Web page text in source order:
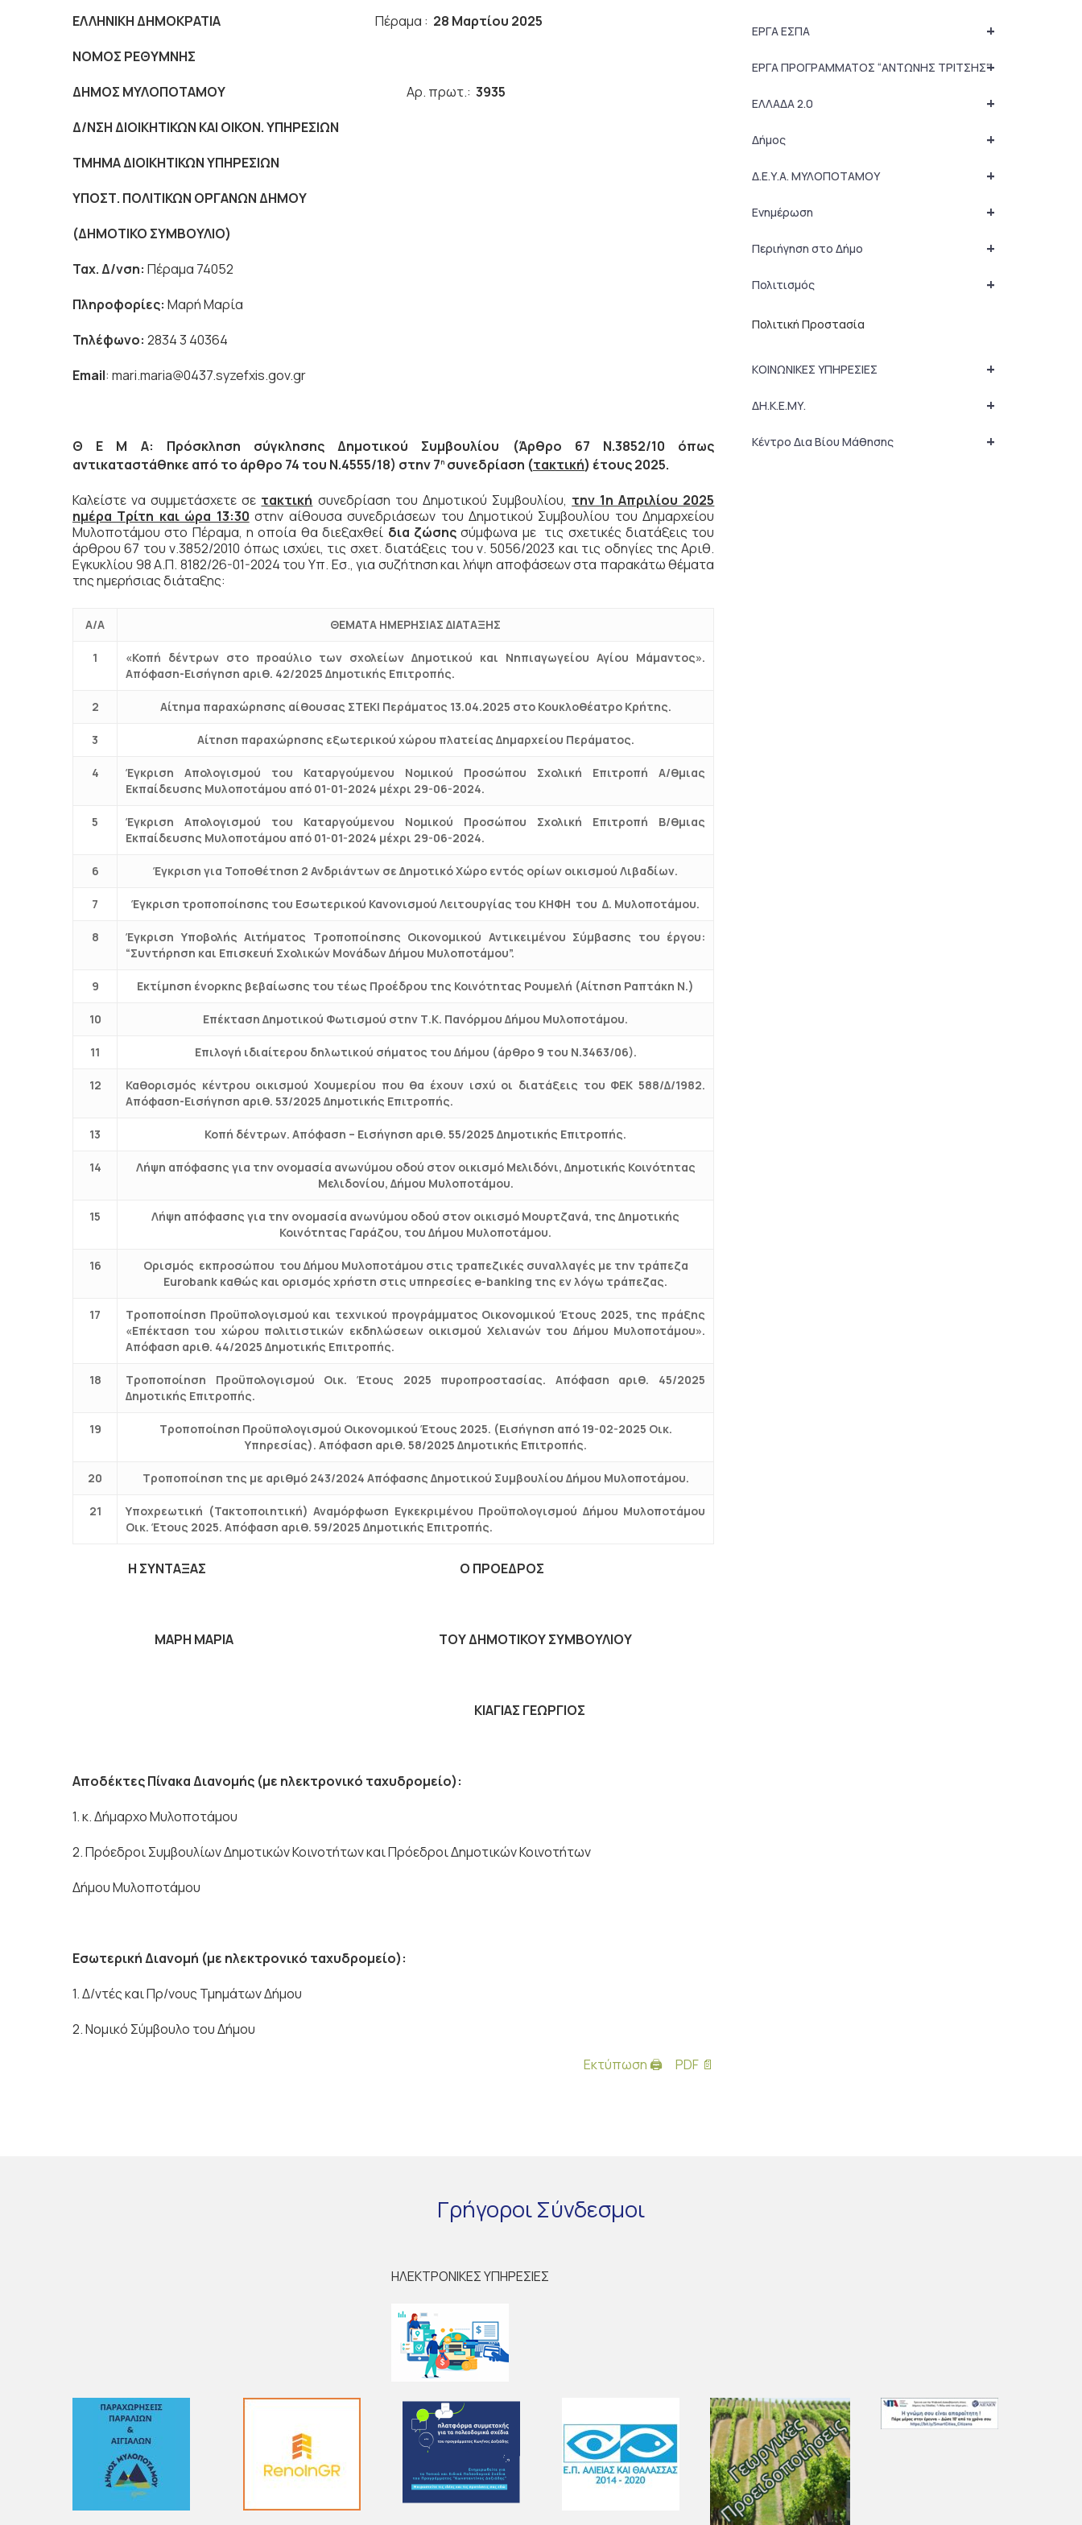
ΕΛΛΗΝΙΚΗ ΔΗΜΟΚΡΑΤΙΑ Πέραμα : 28 Μαρτίου 2025
ΝΟΜΟΣ ΡΕΘΥΜΝΗΣ
ΔΗΜΟΣ ΜΥΛΟΠΟΤΑΜΟΥ Αρ. πρωτ.: 3935
Δ/ΝΣΗ ΔΙΟΙΚΗΤΙΚΩΝ ΚΑΙ ΟΙΚΟΝ. ΥΠΗΡΕΣΙΩΝ
ΤΜΗΜΑ ΔΙΟΙΚΗΤΙΚΩΝ ΥΠΗΡΕΣΙΩΝ
ΥΠΟΣΤ. ΠΟΛΙΤΙΚΩΝ ΟΡΓΑΝΩΝ ΔΗΜΟΥ
(ΔΗΜΟΤΙΚΟ ΣΥΜΒΟΥΛΙΟ)
Ταχ. Δ/νση: Πέραμα 74052
Πληροφορίες: Μαρή Μαρία
Τηλέφωνο: 2834 3 40364
Email: mari.maria@0437.syzefxis.gov.gr
Θ Ε Μ Α: Πρόσκληση σύγκλησης Δημοτικού Συμβουλίου (Άρθρο 67 Ν.3852/10 όπως
αντικαταστάθηκε από το άρθρο 74 του Ν.4555/18) στην 7η συνεδρίαση (τακτική) έτους 2025.
Καλείστε να συμμετάσχετε σε τακτική συνεδρίαση του Δημοτικού Συμβουλίου, την 1η Απριλίου 2025
ημέρα Τρίτη και ώρα 13:30 στην αίθουσα συνεδριάσεων του Δημοτικού Συμβουλίου του Δημαρχείου
Μυλοποτάμου στο Πέραμα, η οποία θα διεξαχθεί δια ζώσηςσύμφωνα με τις σχετικές διατάξεις του
άρθρου 67 του ν.3852/2010 όπως ισχύει, τις σχετ. διατάξεις του ν. 5056/2023 και τις οδηγίες της Αριθ.
Εγκυκλίου 98 Α.Π. 8182/26-01-2024 του Υπ. Εσ., για συζήτηση και λήψη αποφάσεων στα παρακάτω θέματα
της ημερήσιας διάταξης:
Α/Α ΘΕΜΑΤΑ ΗΜΕΡΗΣΙΑΣ ΔΙΑΤΑΞΗΣ
1
«Κοπή δέντρων στο προαύλιο των σχολείων Δημοτικού και Νηπιαγωγείου Αγίου Μάμαντος».
Απόφαση-Εισήγηση αριθ. 42/2025 Δημοτικής Επιτροπής.
2 Αίτημα παραχώρησης αίθουσας ΣΤΕΚΙ Περάματος 13.04.2025 στο Κουκλοθέατρο Κρήτης.
3 Αίτηση παραχώρησης εξωτερικού χώρου πλατείας Δημαρχείου Περάματος.
4
Έγκριση Απολογισμού του Καταργούμενου Νομικού Προσώπου Σχολική Επιτροπή Α/θμιας
Εκπαίδευσης Μυλοποτάμου από 01-01-2024 μέχρι 29-06-2024.
5
Έγκριση Απολογισμού του Καταργούμενου Νομικού Προσώπου Σχολική Επιτροπή Β/θμιας
Εκπαίδευσης Μυλοποτάμου από 01-01-2024 μέχρι 29-06-2024.
6 Έγκριση για Τοποθέτηση 2 Ανδριάντων σε Δημοτικό Χώρο εντός ορίων οικισμού Λιβαδίων.
7 Έγκριση τροποποίησης του Εσωτερικού Κανονισμού Λειτουργίας του ΚΗΦΗ του Δ. Μυλοποτάμου.
8
Έγκριση Υποβολής Αιτήματος Τροποποίησης Οικονομικού Αντικειμένου Σύμβασης του έργου:
“Συντήρηση και Επισκευή Σχολικών Μονάδων Δήμου Μυλοποτάμου”.
9 Εκτίμηση ένορκης βεβαίωσης του τέως Προέδρου της Κοινότητας Ρουμελή (Αίτηση Ραπτάκη Ν.)
10 Επέκταση Δημοτικού Φωτισμού στην Τ.Κ. Πανόρμου Δήμου Μυλοποτάμου.
11 Επιλογή ιδιαίτερου δηλωτικού σήματος του Δήμου (άρθρο 9 του Ν.3463/06).
12
Καθορισμός κέντρου οικισμού Χουμερίου που θα έχουν ισχύ οι διατάξεις του ΦΕΚ 588/Δ/1982.
Απόφαση-Εισήγηση αριθ. 53/2025 Δημοτικής Επιτροπής.
13 Κοπή δέντρων. Απόφαση – Εισήγηση αριθ. 55/2025 Δημοτικής Επιτροπής.
14
Λήψη απόφασης για την ονομασία ανωνύμου οδού στον οικισμό Μελιδόνι, Δημοτικής Κοινότητας
Μελιδονίου, Δήμου Μυλοποτάμου.
15
Λήψη απόφασης για την ονομασία ανωνύμου οδού στον οικισμό Μουρτζανά, της Δημοτικής
Κοινότητας Γαράζου, του Δήμου Μυλοποτάμου.
16
Ορισμός εκπροσώπου του Δήμου Μυλοποτάμου στις τραπεζικές συναλλαγές με την τράπεζα
Εurobank καθώς και ορισμός χρήστη στις υπηρεσίες e-banking της εν λόγω τράπεζας.
17
Τροποποίηση Προϋπολογισμού και τεχνικού προγράμματος Οικονομικού Έτους 2025, της πράξης
«Επέκταση του χώρου πολιτιστικών εκδηλώσεων οικισμού Χελιανών του Δήμου Μυλοποτάμου».
Απόφαση αριθ. 44/2025 Δημοτικής Επιτροπής.
18
Τροποποίηση Προϋπολογισμού Οικ. Έτους 2025 πυροπροστασίας. Απόφαση αριθ. 45/2025
Δημοτικής Επιτροπής.
19
Τροποποίηση Προϋπολογισμού Οικονομικού Έτους 2025. (Εισήγηση από 19-02-2025 Οικ.
Υπηρεσίας). Απόφαση αριθ. 58/2025 Δημοτικής Επιτροπής.
20 Τροποποίηση της με αριθμό 243/2024 Απόφασης Δημοτικού Συμβουλίου Δήμου Μυλοποτάμου.
21
Υποχρεωτική (Τακτοποιητική) Αναμόρφωση Εγκεκριμένου Προϋπολογισμού Δήμου Μυλοποτάμου
Οικ. Έτους 2025. Απόφαση αριθ. 59/2025 Δημοτικής Επιτροπής.
H ΣΥΝΤΑΞΑΣ Ο ΠΡΟΕΔΡΟΣ
ΜΑΡΗ ΜΑΡΙΑ ΤΟΥ ΔΗΜΟΤΙΚΟΥ ΣΥΜΒΟΥΛΙΟΥ
ΚΙΑΓΙΑΣ ΓΕΩΡΓΙΟΣ
Αποδέκτες Πίνακα Διανομής (με ηλεκτρονικό ταχυδρομείο):
1. κ. Δήμαρχο Μυλοποτάμου
2. Πρόεδροι Συμβουλίων Δημοτικών Κοινοτήτων και Πρόεδροι Δημοτικών Κοινοτήτων
Δήμου Μυλοποτάμου
Εσωτερική Διανομή (με ηλεκτρονικό ταχυδρομείο):
1. Δ/ντές και Πρ/νους Τμημάτων Δήμου
2. Νομικό Σύμβουλο του Δήμου
Εκτύπωση 🖨
PDF 📄
+
ΕΡΓΑ ΕΣΠΑ
+
ΕΡΓΑ ΠΡΟΓΡΑΜΜΑΤΟΣ “ΑΝΤΩΝΗΣ ΤΡΙΤΣΗΣ”
+
ΕΛΛΑΔΑ 2.0
+
Δήμος
+
Δ.Ε.Υ.Α. ΜΥΛΟΠΟΤΑΜΟΥ
+
Ενημέρωση
+
Περιήγηση στο Δήμο
+
Πολιτισμός
Πολιτική Προστασία
+
ΚΟΙΝΩΝΙΚΕΣ ΥΠΗΡΕΣΙΕΣ
+
ΔΗ.Κ.Ε.ΜΥ.
+
Κέντρο Δια Βίου Μάθησης
ΓρήγοροιΣύνδεσμοι
ΗΛΕΚΤΡΟΝΙΚΕΣ ΥΠΗΡΕΣΙΕΣ